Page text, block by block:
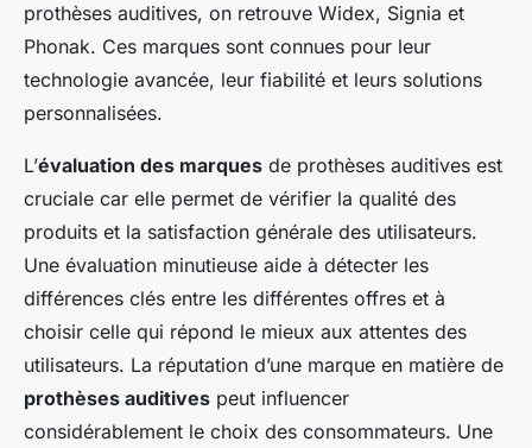
prothèses auditives, on retrouve Widex, Signia et
Phonak. Ces marques sont connues pour leur
technologie avancée, leur fiabilité et leurs solutions
personnalisées.
L’évaluation des marques de prothèses auditives est
cruciale car elle permet de vérifier la qualité des
produits et la satisfaction générale des utilisateurs.
Une évaluation minutieuse aide à détecter les
différences clés entre les différentes offres et à
choisir celle qui répond le mieux aux attentes des
utilisateurs. La réputation d’une marque en matière de
prothèses auditives peut influencer
considérablement le choix des consommateurs. Une